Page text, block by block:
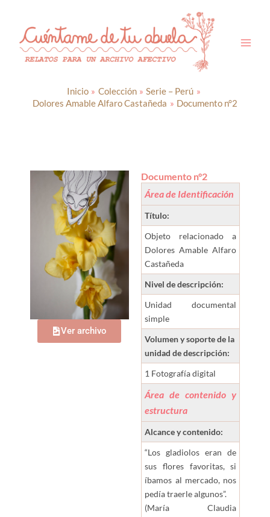
contenido
Inicio Colección
Serie – Perú
Dolores Amable Alfaro Castañeda
Documento n°2
Ver archivo
Documento n°2
Área de Identificación
Título:
Objeto relacionado a
Dolores Amable Alfaro
Castañeda
Nivel de descripción:
Unidad documental
simple
Volumen y soporte de la
unidad de descripción:
1 Fotografía digital
Área de contenido y
estructura
Alcance y contenido:
“Los gladiolos eran de
sus flores favoritas, si
íbamos al mercado, nos
pedía traerle algunos”.
(María Claudia